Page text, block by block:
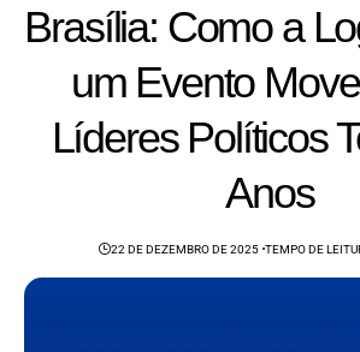
Brasília: Como a
um Evento
Líderes Políticos
Anos
22 DE DEZEMBRO DE 2025 TEMPO DE